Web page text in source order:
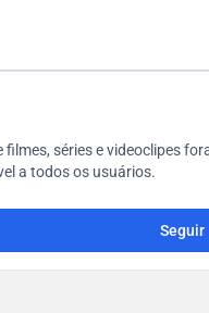
filmes, séries e videoclipes
a todos os usuários.
Seguir